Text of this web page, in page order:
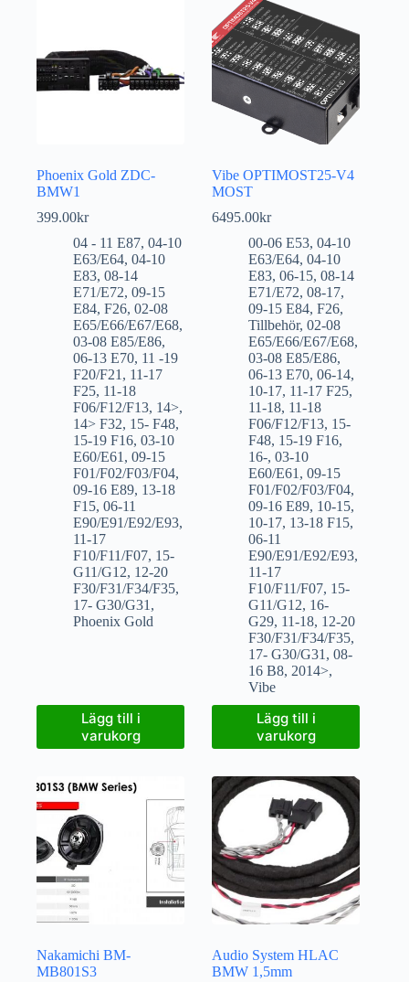
Phoenix Gold ZDC-
BMW1
399.00kr
04 - 11 E87, 04-10
E63/E64, 04-10
E83, 08-14
E71/E72, 09-15
E84, F26, 02-08
E65/E66/E67/E68,
03-08 E85/E86,
06-13 E70, 11 -19
F20/F21 , 11-17
F25, 11-18
F06/F12/F13, 14>,
14> F32, 15- F48,
15-19 F16, 03-10
E60/E61 , 09-15
F01/F02/F03/F04,
09-16 E89, 13-18
F15, 06-11
E90/E91/E92/E93,
11-17
F10/F11/F07, 15-
G11/G12, 12-20
F30/F31/F34/F35,
17- G30/G31 ,
Phoenix Gold
Lägg till i
varukorg
Vibe OPTIMOST25-V4
MOST
6495.00kr
00-06 E53,04-10
E63/E64,04-10
E83,06-15,08-14
E71/E72,08-17,
09-15 E84,F26,
Tillbehör,02-08
E65/E66/E67/E68,
03-08 E85/E86,
06-13 E70,06-14,
10-17, 11-17 F25,
11-18, 11-18
F06/F12/F13, 15-
F48, 15-19 F16,
16-,03-10
E60/E61 ,09-15
F01/F02/F03/F04,
09-16 E89, 10-15,
10-17, 13-18 F15,
06-11
E90/E91/E92/E93,
11-17
F10/F11/F07, 15-
G11/G12, 16-
G29, 11-18, 12-20
F30/F31/F34/F35,
17- G30/G31 ,08-
16 B8, 2014>,
Vibe
Lägg till i
varukorg
Nakamichi BM-
MB801S3
Audio System HLAC
BMW 1,5mm